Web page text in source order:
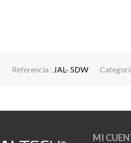
Referencia : JAL- 5DW
MI